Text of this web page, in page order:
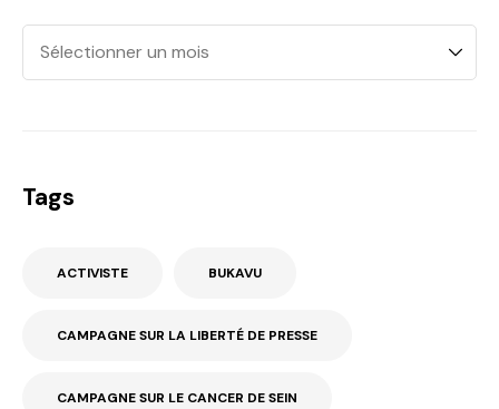
Tags
ACTIVISTE BUKAVU
CAMPAGNE SUR LA LIBERTÉ DE PRESSE
CAMPAGNE SUR LE CANCER DE SEIN